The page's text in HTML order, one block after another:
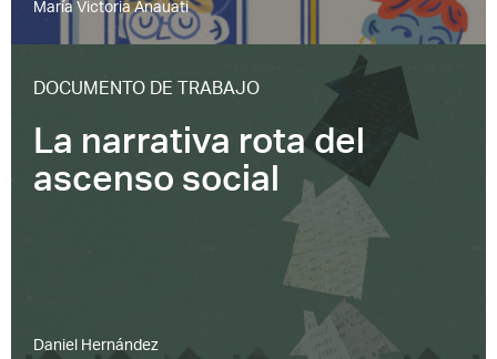
María Victoria Anauati
DOCUMENTO DE TRABAJO
La narrativa rota del
ascenso social
Daniel Hernández